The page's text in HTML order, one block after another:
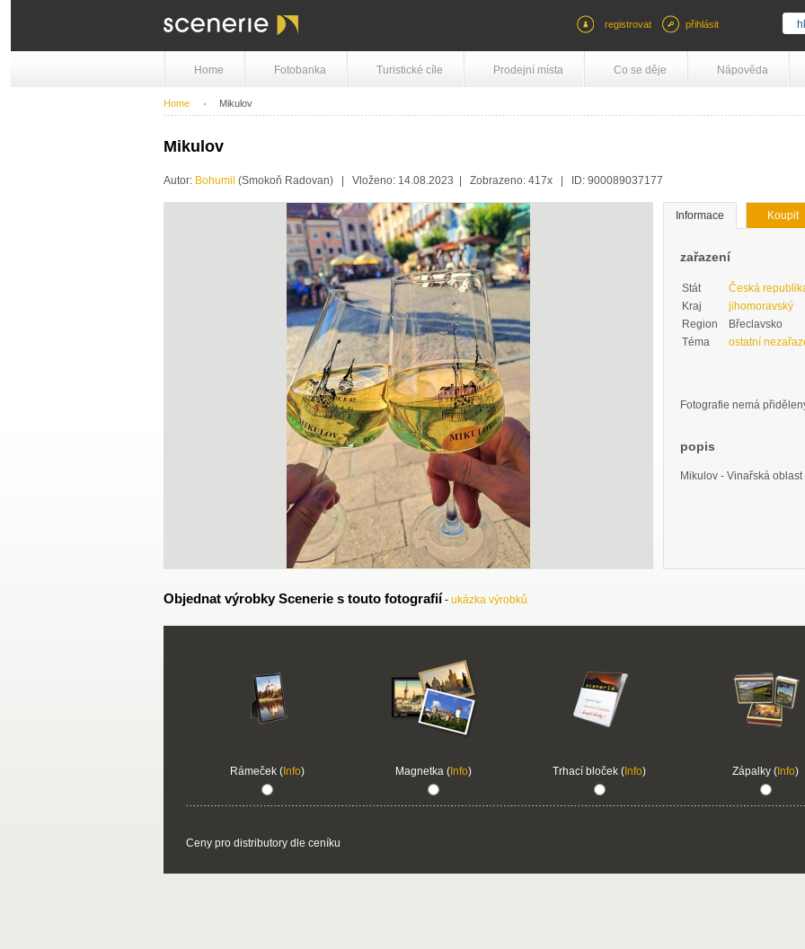
registrovat přihlásit
Home Fotobanka Turistické cíle Prodejní místa Co se děje Nápověda
Home Mikulov
Mikulov
Autor: Bohumil (Smokoň Radovan) | Vloženo: 14.08.2023 | Zobrazeno: 417x | ID: 900089037177
zařazení
Stát
Česká
Kraj
jihomoravský
Region
Břeclavsko
Téma
ostatní
Fotografie nemá
popis
Mikulov - Vinařská
Informace Koupit
Objednat výrobky Scenerie s touto fotografií - ukázka výrobků
Rámeček (Info) Magnetka (Info) Trhací bloček ( Info) Zápalky ( Info)
Ceny pro distributory dle ceníku